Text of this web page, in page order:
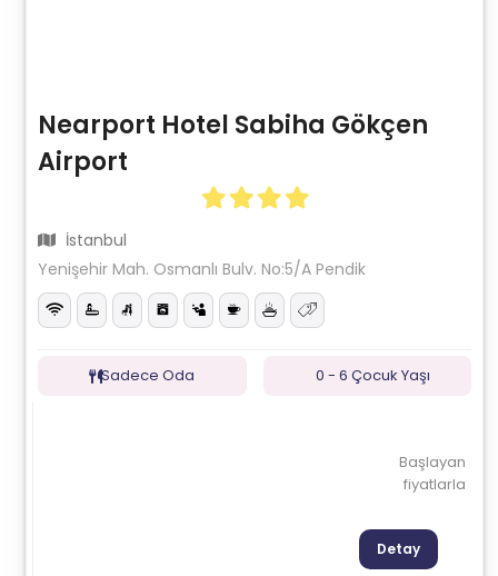
Nearport Hotel Sabiha Gökçen
Airport
İstanbul
Yenişehir Mah. Osmanlı Bulv. No:5/A Pendik
Sadece Oda 0 - 6 Çocuk Yaşı
Başlayan
fiyatlarla
Detay